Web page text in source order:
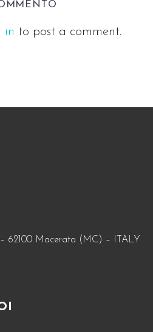
in to post a comment.
62100 Macerata (MC) – ITALY